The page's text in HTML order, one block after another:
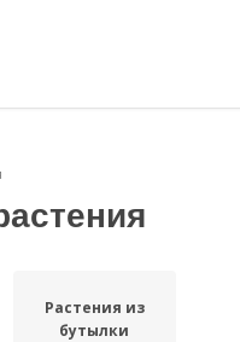
Растения из
бутылки